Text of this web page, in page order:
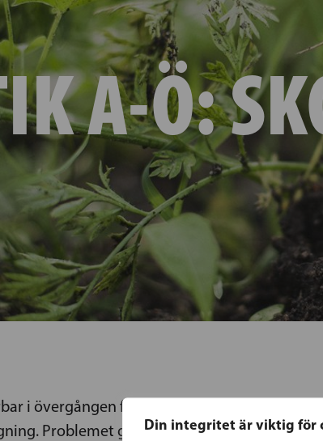
Din integritet är viktig för
A-Ö:
i övergången från skola till jobb – om den
Problemet gäller inte enbart ungdomar,